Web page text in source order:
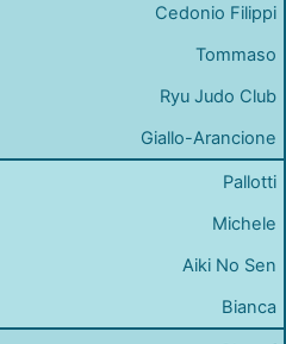
Cedonio Filippi
Tommaso
Ryu Judo Club
Giallo-Arancione
Pallotti
Michele
Aiki No Sen
Bianca